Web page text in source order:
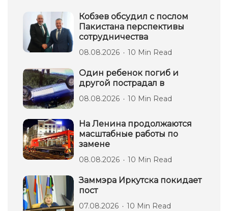
Кобзев обсудил с послом
Пакистана перспективы
сотрудничества
08.08.2026 10 Min Read
Один ребенок погиб и
другой пострадал в
08.08.2026 10 Min Read
На Ленина продолжаются
масштабные работы по
замене
08.08.2026 10 Min Read
Заммэра Иркутска покидает
пост
07.08.2026 10 Min Read